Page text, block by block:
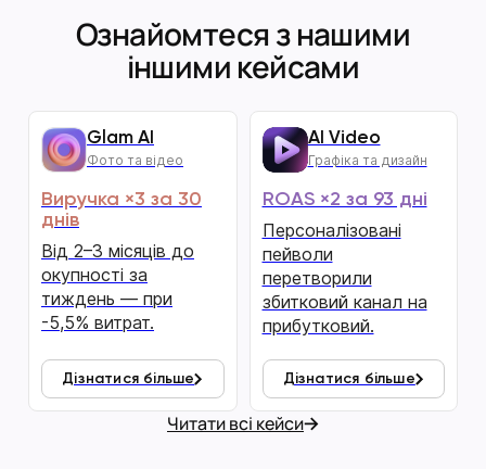
Ознайомтеся з нашими
іншими кейсами
Glam AI
Фото та відео
Виручка ×3 за 30
днів
Від 2–3 місяців до
окупності за
тиждень — при
-5,5% витрат.
Дізнатися більше
AI Video
Графіка та дизайн
ROAS ×2 за 93 дні
Персоналізовані
пейволи
перетворили
збитковий канал на
прибутковий.
Дізнатися більше
Читати всі кейси